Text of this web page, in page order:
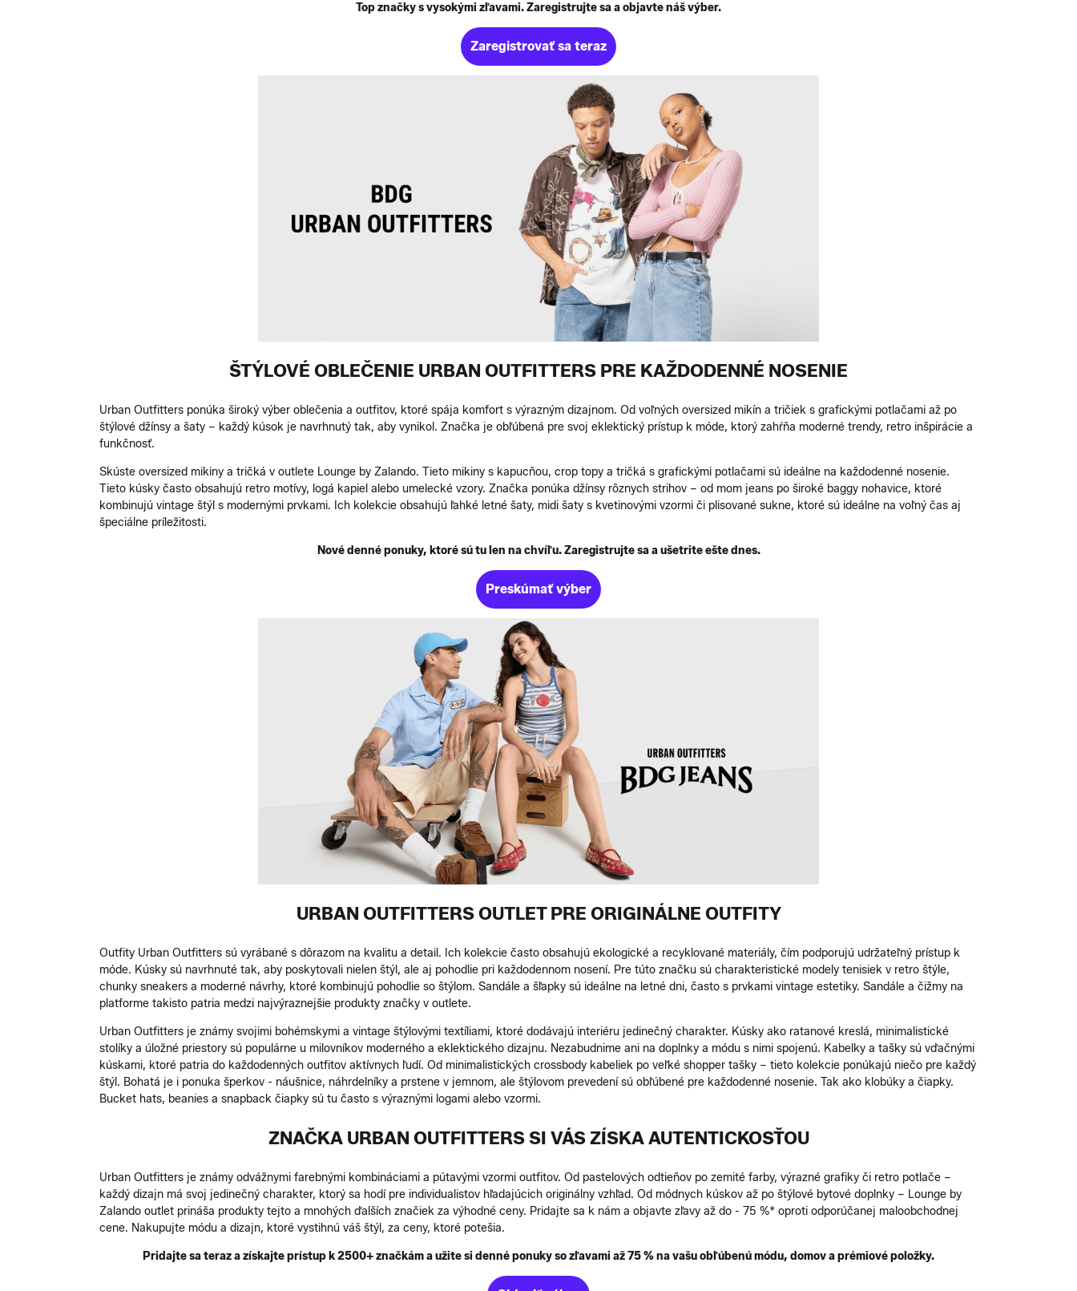
Top značky s vysokými zľavami. Zaregistrujte sa a objavte náš výber.
Zaregistrovať sa teraz
ŠTÝLOVÉ OBLEČENIE URBAN OUTFITTERS PRE KAŽDODENNÉ NOSENIE
Urban Outfitters ponúka široký výber oblečenia a outfitov, ktoré spája komfort s výrazným dizajnom. Od voľných oversized mikín a tričiek s grafickými potlačami až po
štýlové džínsy a šaty – každý kúsok je navrhnutý tak, aby vynikol. Značka je obľúbená pre svoj eklektický prístup k móde, ktorý zahŕňa moderné trendy, retro inšpirácie a
funkčnosť.
Skúste oversized mikiny a tričká v outlete Lounge by Zalando. Tieto mikiny s kapucňou, crop topy a tričká s grafickými potlačami sú ideálne na každodenné nosenie.
Tieto kúsky často obsahujú retro motívy, logá kapiel alebo umelecké vzory. Značka ponúka džínsy rôznych strihov – od mom jeans po široké baggy nohavice, ktoré
kombinujú vintage štýl s modernými prvkami. Ich kolekcie obsahujú ľahké letné šaty, midi šaty s kvetinovými vzormi či plisované sukne, ktoré sú ideálne na voľný čas aj
špeciálne príležitosti.
Nové denné ponuky, ktoré sú tu len na chvíľu. Zaregistrujte sa a ušetrite ešte dnes.
Preskúmať výber
URBAN OUTFITTERS OUTLET PRE ORIGINÁLNE OUTFITY
Outfity Urban Outfitters sú vyrábané s dôrazom na kvalitu a detail. Ich kolekcie často obsahujú ekologické a recyklované materiály, čím podporujú udržateľný prístup k
móde. Kúsky sú navrhnuté tak, aby poskytovali nielen štýl, ale aj pohodlie pri každodennom nosení. Pre túto značku sú charakteristické modely tenisiek v retro štýle,
chunky sneakers a moderné návrhy, ktoré kombinujú pohodlie so štýlom. Sandále a šľapky sú ideálne na letné dni, často s prvkami vintage estetiky. Sandále a čižmy na
platforme takisto patria medzi najvýraznejšie produkty značky v outlete.
Urban Outfitters je známy svojimi bohémskymi a vintage štýlovými textíliami, ktoré dodávajú interiéru jedinečný charakter. Kúsky ako ratanové kreslá, minimalistické
stolíky a úložné priestory sú populárne u milovníkov moderného a eklektického dizajnu. Nezabudnime ani na doplnky a módu s nimi spojenú. Kabelky a tašky sú vďačnými
kúskami, ktoré patria do každodenných outfitov aktívnych ľudí. Od minimalistických crossbody kabeliek po veľké shopper tašky – tieto kolekcie ponúkajú niečo pre každý
štýl. Bohatá je i ponuka šperkov - náušnice, náhrdelníky a prstene v jemnom, ale štýlovom prevedení sú obľúbené pre každodenné nosenie. Tak ako klobúky a čiapky.
Bucket hats, beanies a snapback čiapky sú tu často s výraznými logami alebo vzormi.
ZNAČKA URBAN OUTFITTERS SI VÁS ZÍSKA AUTENTICKOSŤOU
Urban Outfitters je známy odvážnymi farebnými kombináciami a pútavými vzormi outfitov. Od pastelových odtieňov po zemité farby, výrazné grafiky či retro potlače –
každý dizajn má svoj jedinečný charakter, ktorý sa hodí pre individualistov hľadajúcich originálny vzhľad. Od módnych kúskov až po štýlové bytové doplnky – Lounge by
Zalando outlet prináša produkty tejto a mnohých ďalších značiek za výhodné ceny. Pridajte sa k nám a objavte zľavy až do - 75 %* oproti odporúčanej maloobchodnej
cene . Nakupujte módu a dizajn, ktoré vystihnú váš štýl, za ceny, ktoré potešia.
Pridajte sa teraz a získajte prístup k 2500+ značkám a užite si denné ponuky so zľavami až 75 % na vašu obľúbenú módu, domov a prémiové položky.